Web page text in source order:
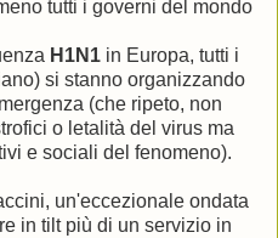
tutti i governi del mondo
H1N1 in Europa, tutti i
si stanno organizzando
(che ripeto, non
o letalità del virus ma
e sociali del fenomeno).
un'eccezionale ondata
in tilt più di un servizio in